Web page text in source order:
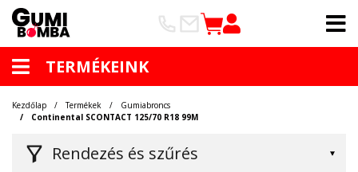
TERMÉKEINK
Rendezés és szűrés
Kezdőlap Termékek
Gumiabroncs
Continental SCONTACT 125/70 R18 99M